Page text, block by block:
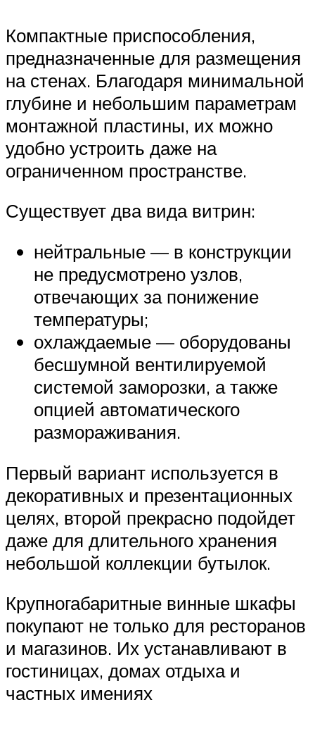
Компактные приспособления,
предназначенные для размещения
на стенах. Благодаря минимальной
глубине и небольшим параметрам
монтажной пластины, их можно
удобно устроить даже на
ограниченном пространстве.
Существует два вида витрин:
нейтральные — в конструкции
не предусмотрено узлов,
отвечающих за понижение
температуры;
охлаждаемые — оборудованы
бесшумной вентилируемой
системой заморозки, а также
опцией автоматического
размораживания.
Первый вариант используется в
декоративных и презентационных
целях, второй прекрасно подойдет
даже для длительного хранения
небольшой коллекции бутылок.
Крупногабаритные винные шкафы
покупают не только для ресторанов
и магазинов. Их устанавливают в
гостиницах, домах отдыха и
частных имениях